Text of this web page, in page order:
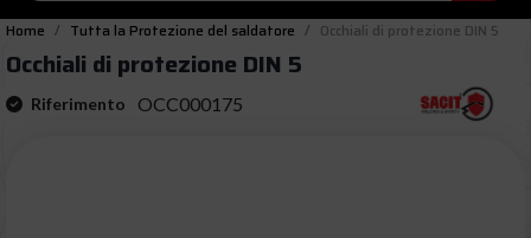
Home Tutta la Protezione del saldatore Occhiali di protezione DIN 5
Occhiali di protezione DIN 5
Riferimento OCC000175